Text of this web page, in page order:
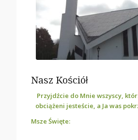
Nasz Kościół
Przyjdźcie do Mnie wszyscy,
obciążeni jesteście, a Ja was
Msze Święte: